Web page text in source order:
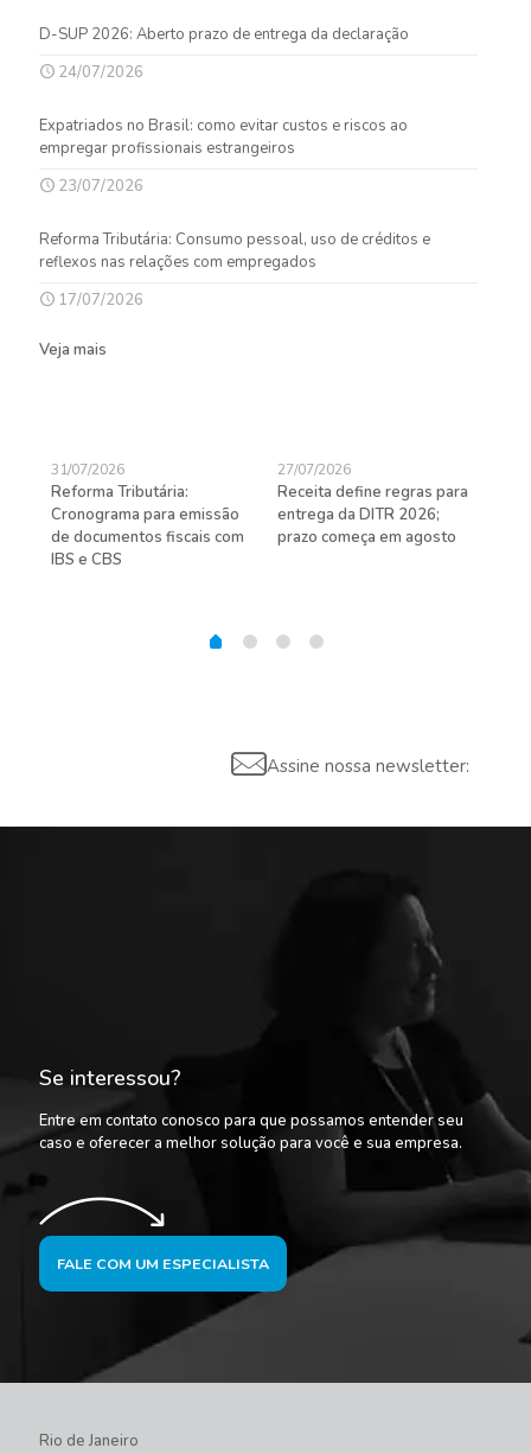
D-SUP 2026: Aberto prazo de entrega da declaração
24/07/2026
Expatriados no Brasil: como evitar custos e riscos ao
empregar profissionais estrangeiros
23/07/2026
Reforma Tributária: Consumo pessoal, uso de créditos e
reflexos nas relações com empregados
17/07/2026
Veja mais
31/07/2026
Reforma Tributária:
Cronograma para emissão
de documentos fiscais com
IBS e CBS
27/07/2026
Receita define regras para
entrega da DITR 2026;
prazo começa em agosto
Assine nossa newsletter:
Se interessou?
Entre em contato conosco para que possamos entender seu
caso e oferecer a melhor solução para você e sua empresa.
FALE COM UM ESPECIALISTA
Rio de Janeiro